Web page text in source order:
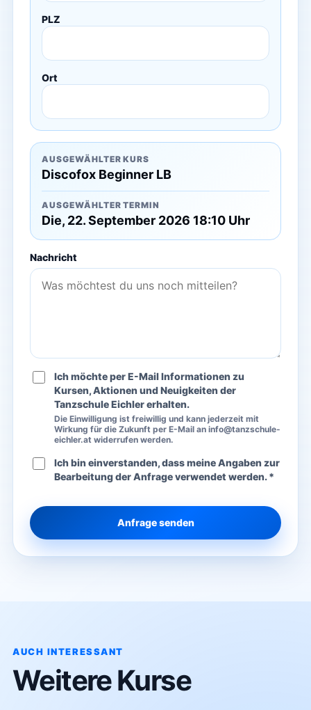
PLZ
Ort
AUSGEWÄHLTER KURS
Discofox Beginner LB
AUSGEWÄHLTER TERMIN
Die, 22. September 2026 18:10 Uhr
Nachricht
Ich möchte per E-Mail Informationen zu
Kursen, Aktionen und Neuigkeiten der
Tanzschule Eichler erhalten.
Die Einwilligung ist freiwillig und kann jederzeit mit
Wirkung für die Zukunft per E-Mail an info@tanzschule-
eichler.at widerrufen werden.
Ich bin einverstanden, dass meine Angaben zur
Bearbeitung der Anfrage verwendet werden. *
Anfrage senden
AUCH INTERESSANT
Weitere Kurse